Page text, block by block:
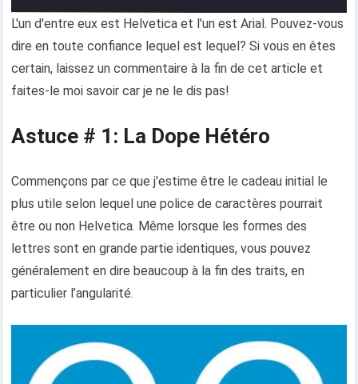
L'un d'entre eux est Helvetica et l'un est Arial. Pouvez-vous
dire en toute confiance lequel est lequel? Si vous en êtes
certain, laissez un commentaire à la fin de cet article et
faites-le moi savoir car je ne le dis pas!
Astuce # 1: La Dope Hétéro
Commençons par ce que j'estime être le cadeau initial le
plus utile selon lequel une police de caractères pourrait
être ou non Helvetica. Même lorsque les formes des
lettres sont en grande partie identiques, vous pouvez
généralement en dire beaucoup à la fin des traits, en
particulier l’angularité.